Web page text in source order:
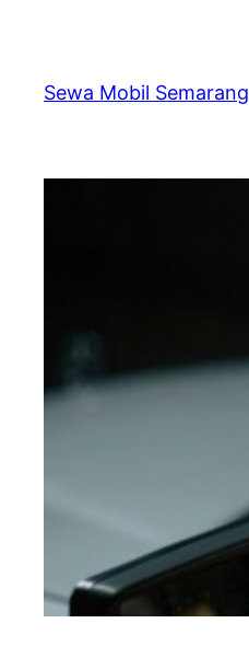
content
Sewa Mobil Semarang